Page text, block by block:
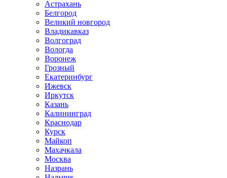
Астрахань
Белгород
Великий новгород
Владикавказ
Волгоград
Вологда
Воронеж
Грозный
Екатеринбург
Ижевск
Иркутск
Казань
Калининград
Краснодар
Курск
Майкоп
Махачкала
Москва
Назрань